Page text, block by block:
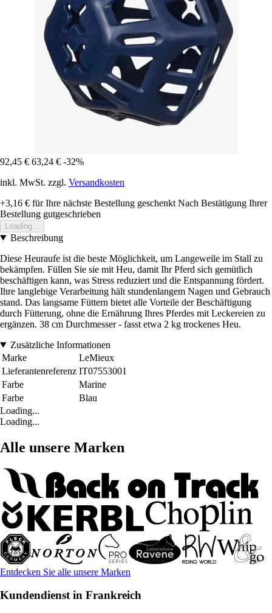
92,45 € 63,24 € -32%
inkl. MwSt. zzgl. Versandkosten
+3,16 € für Ihre nächste Bestellung geschenkt Nach Bestätigung Ihrer
Bestellung gutgeschrieben
Loading...
Beschreibung
Diese Heuraufe ist die beste Möglichkeit, um Langeweile im Stall zu
bekämpfen. Füllen Sie sie mit Heu, damit Ihr Pferd sich gemütlich
beschäftigen kann, was Stress reduziert und die Entspannung fördert.
Ihre langlebige Verarbeitung hält stundenlangem Nagen und Gebrauch
stand. Das langsame Füttern bietet alle Vorteile der Beschäftigung
durch Fütterung, ohne die Ernährung Ihres Pferdes mit Leckereien zu
ergänzen. 38 cm Durchmesser - fasst etwa 2 kg trockenes Heu.
Zusätzliche Informationen
Marke
LeMieux
Lieferantenreferenz IT07553001
Farbe
Marine
Farbe
Blau
Loading...
Loading...
Alle unsere Marken
Entdecken Sie alle unsere Marken
Kundendienst in Frankreich